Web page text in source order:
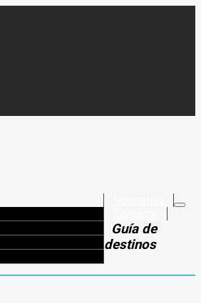
Guía de
destinos